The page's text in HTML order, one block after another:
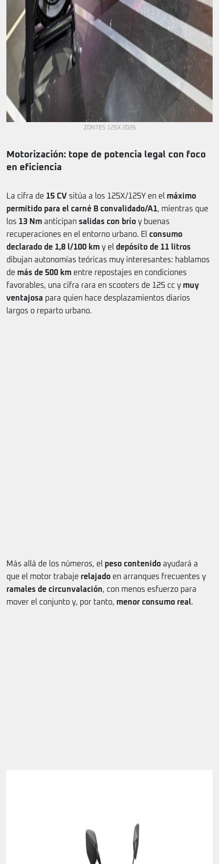
ZONTES 125X 2026
Motorización: tope de potencia legal con foco
en eficiencia
La cifra de 15 CV sitúa a los 125X/125Y en el máximo
permitido para el carné B convalidado/A1, mientras que
los 13 Nm anticipan salidas con brío y buenas
recuperaciones en el entorno urbano. El consumo
declarado de 1,8 l/100 km y el depósito de 11 litros
dibujan autonomías teóricas muy interesantes: hablamos
de más de 500 km entre repostajes en condiciones
favorables, una cifra rara en scooters de 125 cc y muy
ventajosa para quien hace desplazamientos diarios
largos o reparto urbano.
Más allá de los números, el peso contenido ayudará a
que el motor trabaje relajado en arranques frecuentes y
ramales de circunvalación, con menos esfuerzo para
mover el conjunto y, por tanto, menor consumo real.